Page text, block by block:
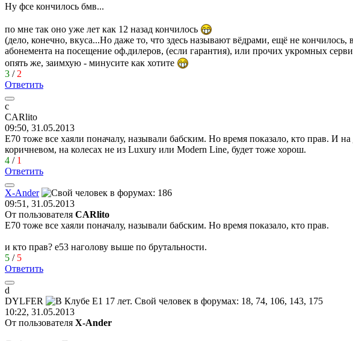
Ну фсе кончилось бмв...
по мне так оно уже лет как 12 назад кончилось
(дело, конечно, вкуса...Но даже то, что здесь называют вёдрами, ещё не
абонемента на посещение оф.дилеров, (если гарантия), или прочих укромных
опять же, заимхую - минусите как хотите
3 / 2
Ответить
c
CARlito
09:50, 31.05.2013
E70 тоже все хаяли поначалу, называли бабским. Но время показало, кто прав.
коричневом, на колесах не из Luxury или Modern Line, будет тоже хорош.
4 / 1
Ответить
X-Ander
09:51, 31.05.2013
От пользователя CARlito
E70 тоже все хаяли поначалу, называли бабским. Но время показало, кто прав.
и кто прав? е53 наголову выше по брутальности.
5 / 5
Ответить
d
DYLFER
10:22, 31.05.2013
От пользователя X-Ander